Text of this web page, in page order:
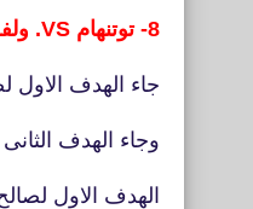
8- توتنهام VS. ولفرهامبتون 2 - 3
جاء الهدف الاول
وجاء الهدف
الهدف الاول